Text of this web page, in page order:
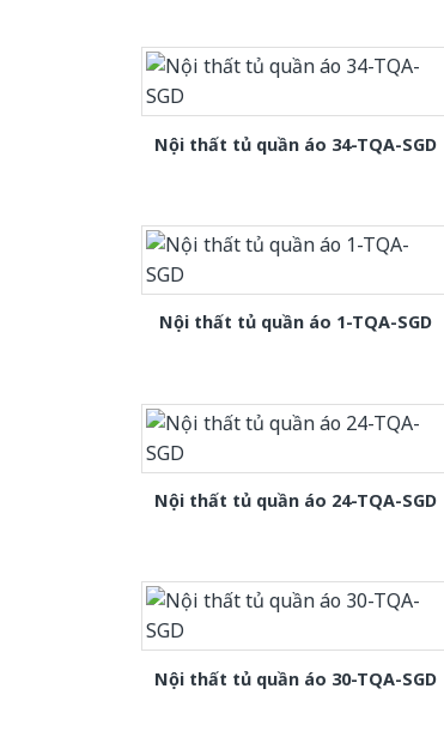
Nội thất tủ quần áo 34-TQA-SGD
Nội thất tủ quần áo 1-TQA-SGD
Nội thất tủ quần áo 24-TQA-SGD
Nội thất tủ quần áo 30-TQA-SGD